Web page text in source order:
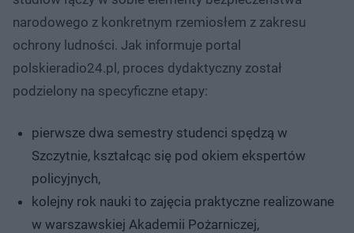
narodowego z konkretnym rzemiosłem z zakresu
ochrony ludności. Jak informuje portal
polskieradio24.pl, proces dydaktyczny został
podzielony na specyficzne etapy:
pierwsze dwa semestry studenci spędzą w
Szczytnie, kształcąc się pod okiem ekspertów
policyjnych,
kolejny rok nauki to zajęcia praktyczne realizowane
w warszawskiej Akademii Pożarniczej,